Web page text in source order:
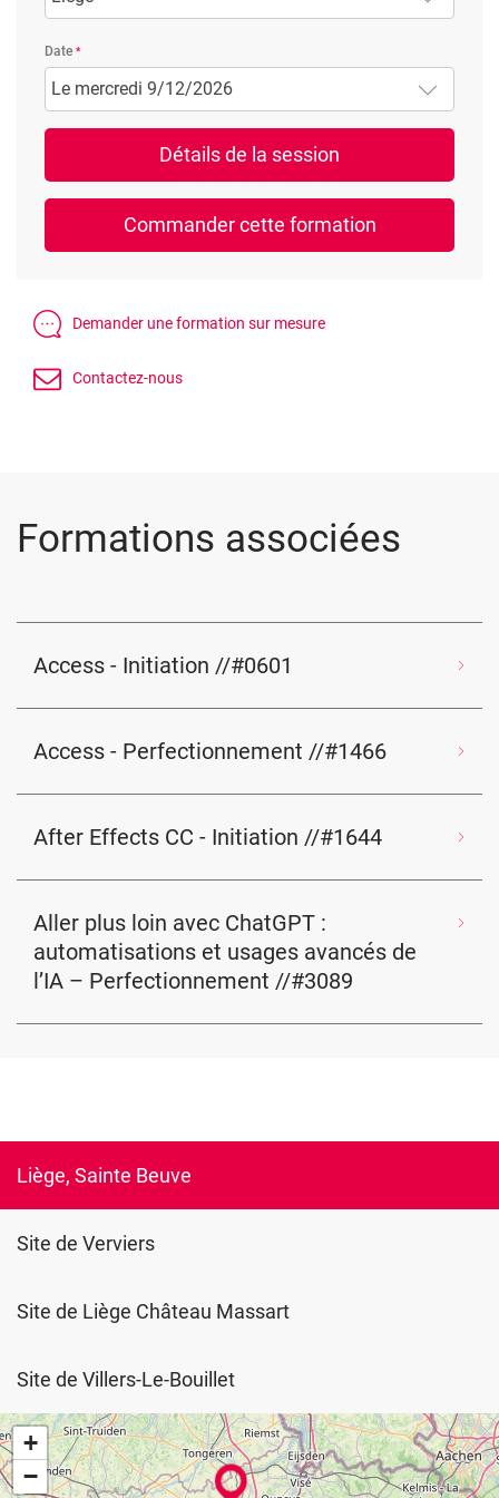
Date
Le mercredi 9/12/2026
Formations associées
Access - Initiation //#0601
Access - Perfectionnement //#1466
After Effects CC - Initiation //#1644
Aller plus loin avec ChatGPT :
automatisations et usages avancés de
l’IA – Perfectionnement //#3089
+
−
Liège, Sainte Beuve
Site de Verviers
Site de Liège Château Massart
Site de Villers-Le-Bouillet